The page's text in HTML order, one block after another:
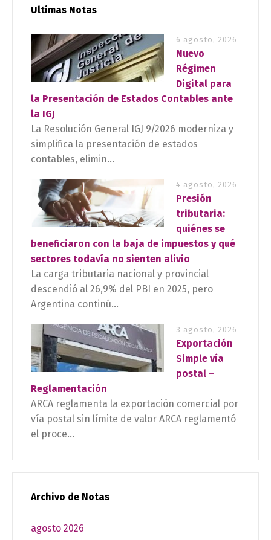
Ultimas Notas
6 agosto, 2026
Nuevo
Régimen
Digital para
la Presentación de Estados Contables ante
la IGJ
La Resolución General IGJ 9/2026 moderniza y
simplifica la presentación de estados
contables, elimin...
4 agosto, 2026
Presión
tributaria:
quiénes se
beneficiaron con la baja de impuestos y qué
sectores todavía no sienten alivio
La carga tributaria nacional y provincial
descendió al 26,9% del PBI en 2025, pero
Argentina continú...
3 agosto, 2026
Exportación
Simple vía
postal –
Reglamentación
ARCA reglamenta la exportación comercial por
vía postal sin límite de valor ARCA reglamentó
el proce...
Archivo de Notas
agosto 2026